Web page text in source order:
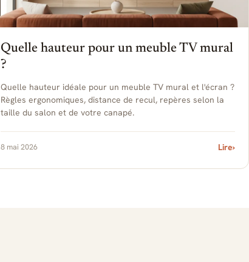
Quelle hauteur pour un meuble TV mural
?
Quelle hauteur idéale pour un meuble TV mural et l'écran ?
Règles ergonomiques, distance de recul, repères selon la
taille du salon et de votre canapé.
8 mai 2026 Lire›